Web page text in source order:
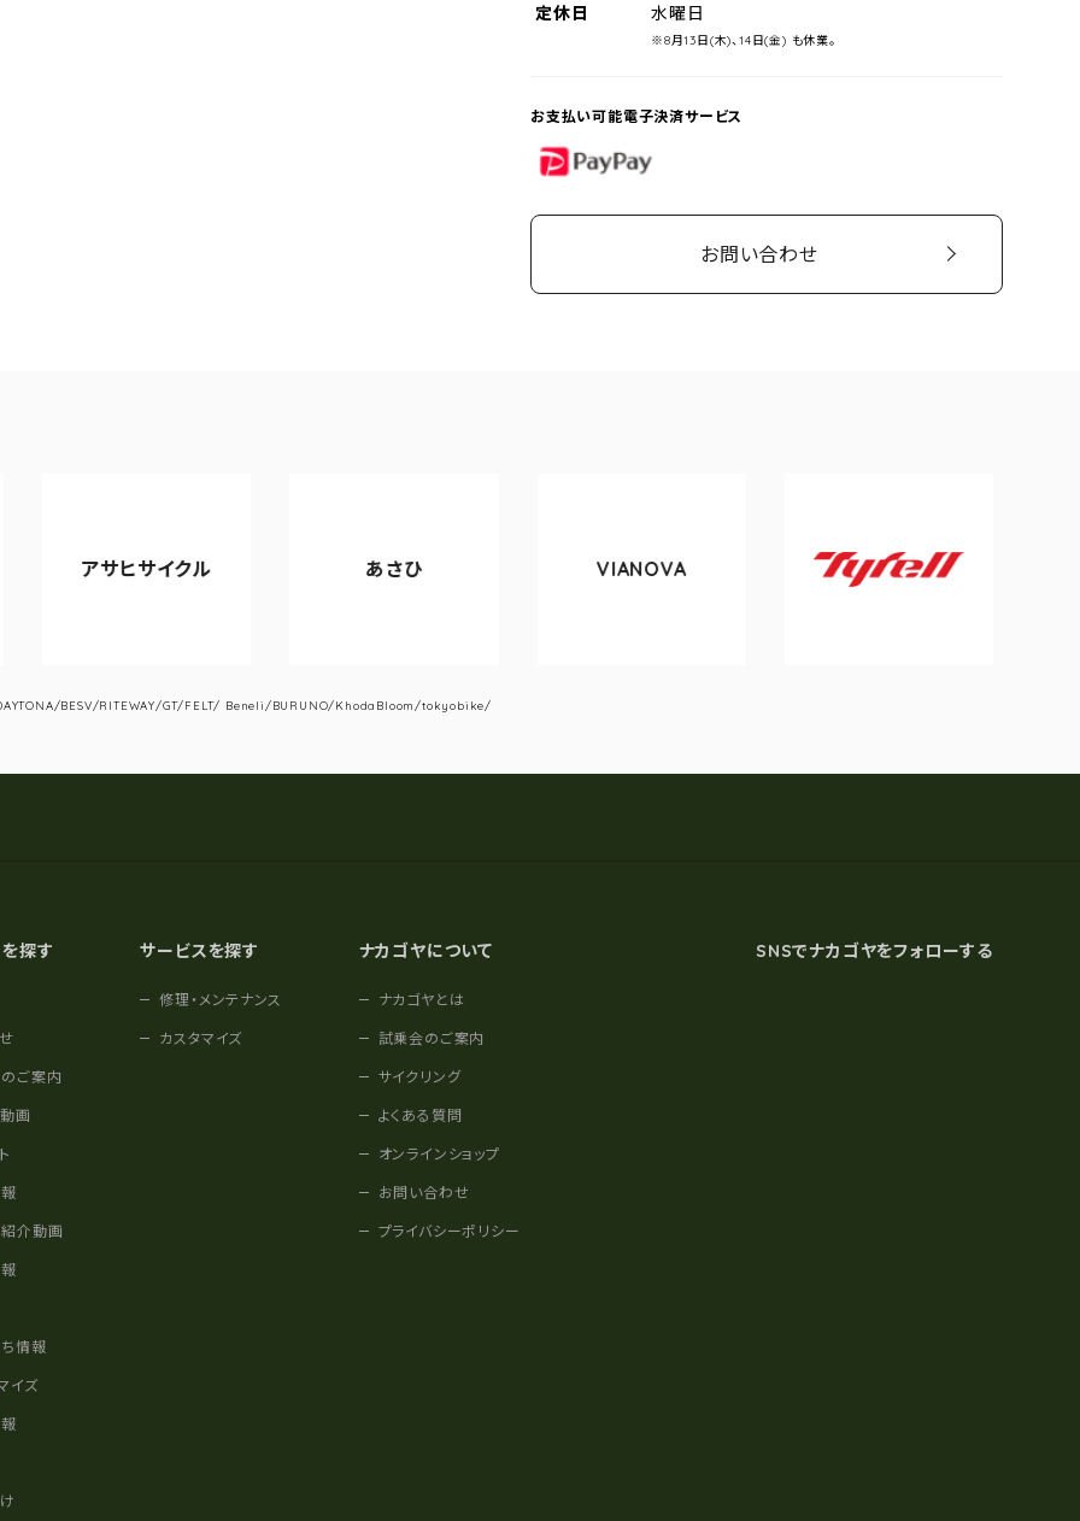
定休日 水曜日
※8月13日(木)、14日(金) も休業。
お支払い可能電子決済サービス
PayPay
お問い合わせ
アサヒサイクル あさひ VIANOVA
Tyrell
BESV/RITEWAY/GT/FELT/ Beneli/BURUNO/KhodaBloom/tokyobike/
探す
ご案内
画
介動画
情報
イズ
サービスを探す
修理・メンテナンス
カスタマイズ
ナカゴヤについて
ナカゴヤとは
試乗会のご案内
サイクリング
よくある質問
オンラインショップ
お問い合わせ
プライバシーポリシー
SNSでナカゴヤをフォローする